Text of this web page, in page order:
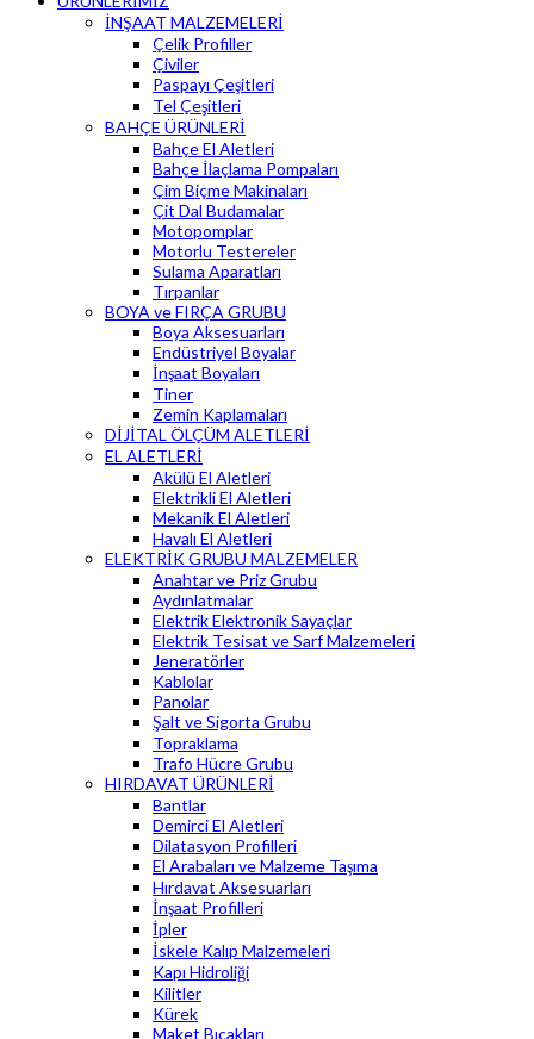
İNŞAAT MALZEMELERİ
Çelik Profiller
Çiviler
Paspayı Çeşitleri
Tel Çeşitleri
BAHÇE ÜRÜNLERİ
Bahçe El Aletleri
Bahçe İlaçlama Pompaları
Çim Biçme Makinaları
Çit Dal Budamalar
Motopomplar
Motorlu Testereler
Sulama Aparatları
Tırpanlar
BOYA ve FIRÇA GRUBU
Boya Aksesuarları
Endüstriyel Boyalar
İnşaat Boyaları
Tiner
Zemin Kaplamaları
DİJİTAL ÖLÇÜM ALETLERİ
EL ALETLERİ
Akülü El Aletleri
Elektrikli El Aletleri
Mekanik El Aletleri
Havalı El Aletleri
ELEKTRİK GRUBU MALZEMELER
Anahtar ve Priz Grubu
Aydınlatmalar
Elektrik Elektronik Sayaçlar
Elektrik Tesisat ve Sarf Malzemeleri
Jeneratörler
Kablolar
Panolar
Şalt ve Sigorta Grubu
Topraklama
Trafo Hücre Grubu
HIRDAVAT ÜRÜNLERİ
Bantlar
Demirci El Aletleri
Dilatasyon Profilleri
El Arabaları ve Malzeme Taşıma
Hırdavat Aksesuarları
İnşaat Profilleri
İpler
İskele Kalıp Malzemeleri
Kapı Hidroliği
Kilitler
Kürek
Maket Bıçakları